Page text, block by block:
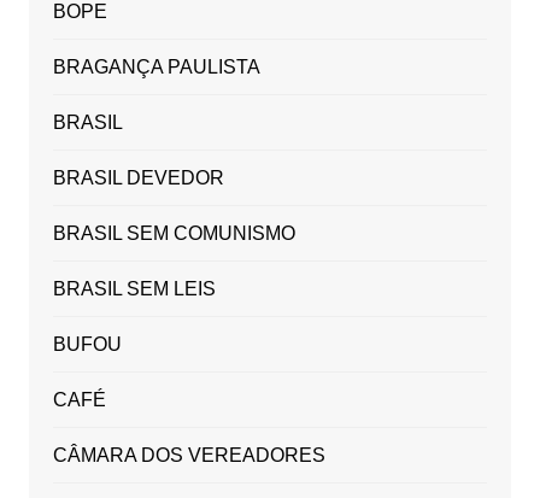
BOPE
BRAGANÇA PAULISTA
BRASIL
BRASIL DEVEDOR
BRASIL SEM COMUNISMO
BRASIL SEM LEIS
BUFOU
CAFÉ
CÂMARA DOS VEREADORES